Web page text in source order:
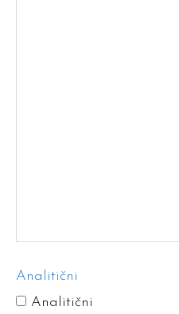
Analitični
Analitični